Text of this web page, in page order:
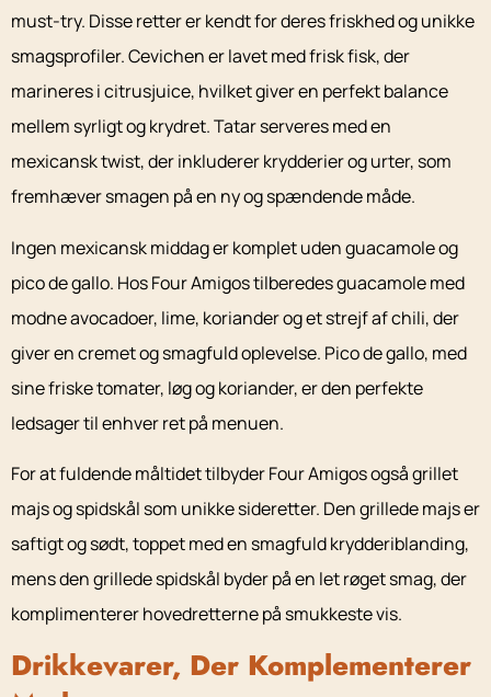
must-try. Disse retter er kendt for deres friskhed og unikke
smagsprofiler. Cevichen er lavet med frisk fisk, der
marineres i citrusjuice, hvilket giver en perfekt balance
mellem syrligt og krydret. Tatar serveres med en
mexicansk twist, der inkluderer krydderier og urter, som
fremhæver smagen på en ny og spændende måde.
Ingen mexicansk middag er komplet uden guacamole og
pico de gallo. Hos Four Amigos tilberedes guacamole med
modne avocadoer, lime, koriander og et strejf af chili, der
giver en cremet og smagfuld oplevelse. Pico de gallo, med
sine friske tomater, løg og koriander, er den perfekte
ledsager til enhver ret på menuen.
For at fuldende måltidet tilbyder Four Amigos også grillet
majs og spidskål som unikke sideretter. Den grillede majs er
saftigt og sødt, toppet med en smagfuld krydderiblanding,
mens den grillede spidskål byder på en let røget smag, der
komplimenterer hovedretterne på smukkeste vis.
Drikkevarer, Der Komplementerer